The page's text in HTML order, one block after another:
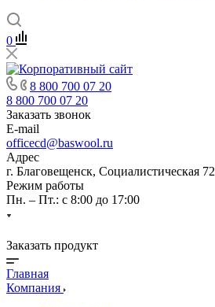
0
8 800 700 07 20
8 800 700 07 20
Заказать звонок
E-mail
officecd@baswool.ru
Адрес
г. Благовещенск, Социалистическая 72
Режим работы
Пн. – Пт.: с 8:00 до 17:00
Заказать продукт
Главная
Компания